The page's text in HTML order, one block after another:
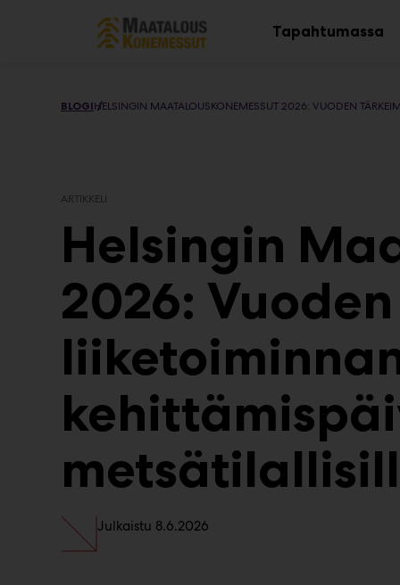
Main
Tapahtumassa
BLOGIHELSINGIN MAATALOUSKONEMESSUT 2026: VUODEN
ARTIKKELI
Helsingin
2026:
Julkaistu 8.6.2026